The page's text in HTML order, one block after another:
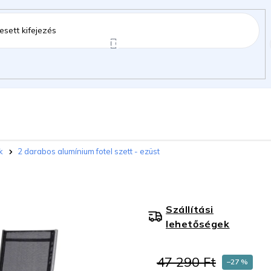
2 darabos alumínium fotel szett - ezüst
47 290 Ft –27 %
Szállítási
lehetőségek